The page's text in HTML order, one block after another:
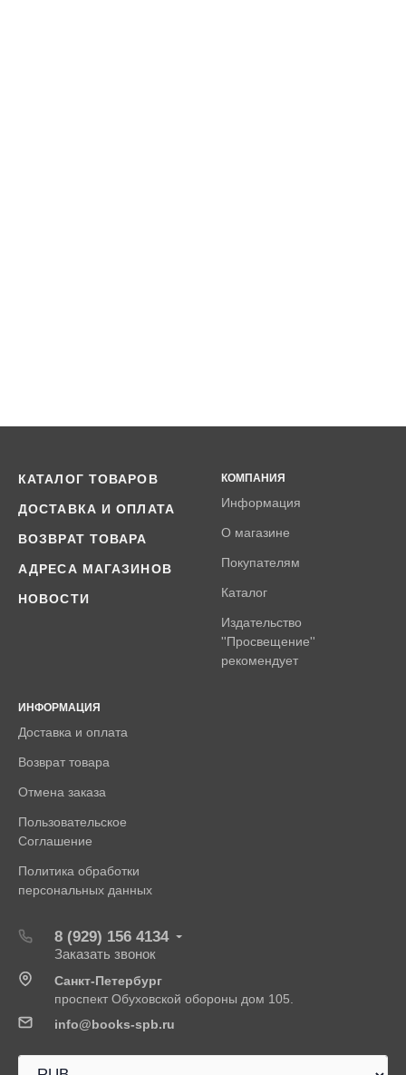
КАТАЛОГ ТОВАРОВ
ДОСТАВКА И ОПЛАТА
ВОЗВРАТ ТОВАРА
АДРЕСА МАГАЗИНОВ
НОВОСТИ
КОМПАНИЯ
Информация
О магазине
Покупателям
Каталог
Издательство
''Просвещение''
рекомендует
ИНФОРМАЦИЯ
Доставка и оплата
Возврат товара
Отмена заказа
Пользовательское
Соглашение
Политика обработки
персональных данных
8 (929) 156 4134
Заказать звонок
Санкт-Петербург
проспект Обуховской обороны дом 105.
info@books-spb.ru